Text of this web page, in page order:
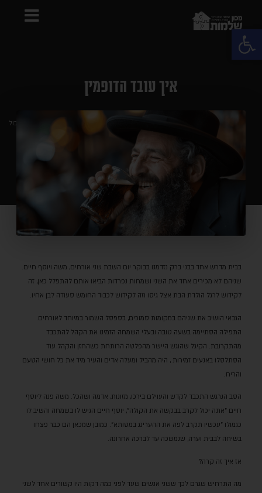
פתח סרגל נגישות
איך עובד הדופמין
מדוע צריכים בעל ואשה לאכול
ביחד
בבית מדרש אחד בבני ברק נזדמנו בבוקר יום השבת שני אורחים, משה ויוסף חיים.
שניהם לא מכירים אחד את השני ושמחות נפרדות הביאו אותם להתפלל כאן, זה
לקידוש לרגל הולדת הבת אצל גיסו וזה לקידוש לכבוד החומש סעודה לבן אחיו.
הגבאי הושיב את שניהם במקומות סמוכים, בספסל השמור במיוחד לאורחים.
התפילה הסתיימה בשעה טובה ובעלי השמחה הזמינו את הקהל להתכבד
מהתקרובת. הקיגל שהוגש היישר מהפלטה הרותחת כשהחזן והקהל עוד
הסתלסלו באנעים זמירות , היה מהביל ומעלה אדים והעיר מיד את כל חושי הטעם
והריח.
הסב הנרגש התכבד לקדש והעוילם בירכו, מזונות, אדמה ושהכל. משה פנה ליוסף
חיים "אתה יכול לקרב בבקשה את הקולה", יוסף חיים הגיש לו בשמחה והשיב לו
כגמולו "עכשיו תקרב לפה את ההערינג במטותא". כמובן שמכאן הם כבר פצחו
בשיחה לבבית וערה, שנמשכה עד לברכה אחרונה.
אז איך זה קרה?
מה התרחיש שגרם לכך ששני אנשים שעד לפני כמה דקות היו קשורים אחד לשני